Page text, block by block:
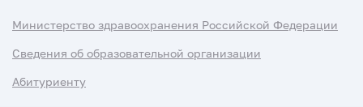
Министерство здравоохранения Российской Федерации
Сведения об образовательной организации
Абитуриенту